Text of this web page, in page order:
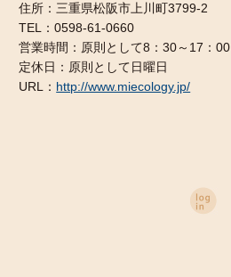
住所：三重県松阪市上川町3799-2
TEL：0598-61-0660
営業時間：原則として8：30～17：00
定休日：原則として日曜日
URL： http://www.miecology.jp/